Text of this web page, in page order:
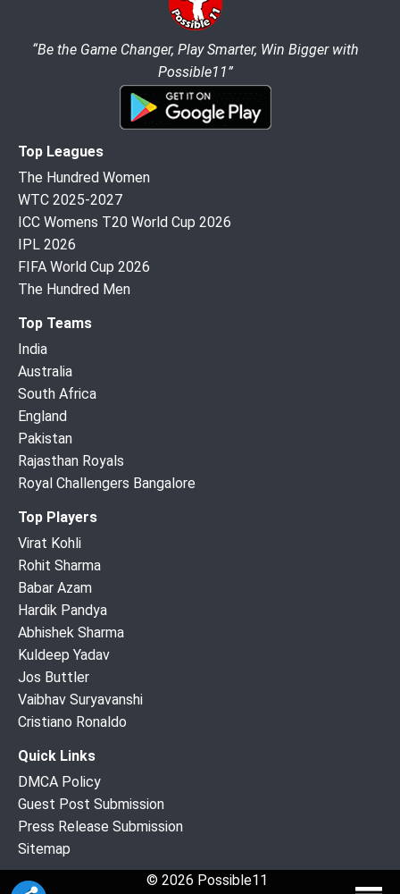
“Be the Game Changer, Play Smarter, Win Bigger with
Possible11”
Top Leagues
The Hundred Women
WTC 2025-2027
ICC Womens T20 World Cup 2026
IPL 2026
FIFA World Cup 2026
The Hundred Men
Top Teams
India
Australia
South Africa
England
Pakistan
Rajasthan Royals
Royal Challengers Bangalore
Top Players
Virat Kohli
Rohit Sharma
Babar Azam
Hardik Pandya
Abhishek Sharma
Kuldeep Yadav
Jos Buttler
Vaibhav Suryavanshi
Cristiano Ronaldo
Quick Links
DMCA Policy
Guest Post Submission
Press Release Submission
Sitemap
© 2026 Possible11